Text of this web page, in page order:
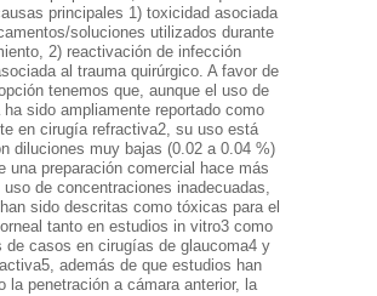
principales 1) toxicidad asociada
soluciones utilizados durante
2) reactivación de infección
al trauma quirúrgico. A favor de
tenemos que, aunque el uso de
ha sido ampliamente reportado como
en cirugía refractiva2, su uso está
diluciones muy bajas (0.02 a 0.04 %)
una preparación comercial hace más
uso de concentraciones inadecuadas,
sido descritas como tóxicas para el
tanto en estudios in vitro3 como
de casos en cirugías de glaucoma4 y
además de que estudios han
la penetración a cámara anterior, la